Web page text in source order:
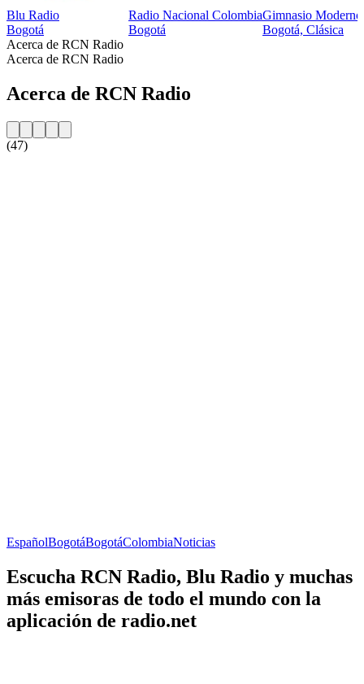
Blu Radio
Bogotá
Radio Nacional Colombia
Bogotá
Gimnasio Moderno
Bogotá, Clásica
Acerca de RCN Radio
Acerca de RCN Radio
Acerca de RCN Radio
(47)
EspañolBogotáBogotáColombiaNoticias
Escucha RCN Radio, Blu Radio y muchas
más emisoras de todo el mundo con la
aplicación de radio.net